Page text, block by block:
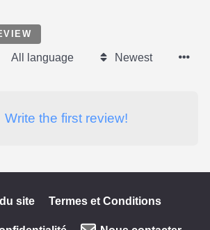
All language Newest
Write the first review!
site Termes et Conditions